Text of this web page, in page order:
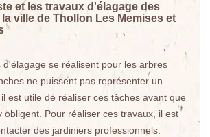
et les travaux d'élagage des
ville de Thollon Les Memises et
d'élagage se réalisent pour les arbres
ne puissent pas représenter un
est utile de réaliser ces tâches avant que
obligent. Pour réaliser ces travaux, il est
des jardiniers professionnels.